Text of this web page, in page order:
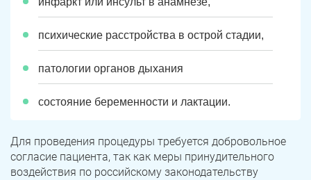
психические расстройства в острой стадии,
патологии органов дыхания
состояние беременности и лактации.
Для проведения процедуры требуется добровольное
согласие пациента, так как меры принудительного
воздействия по российскому законодательству